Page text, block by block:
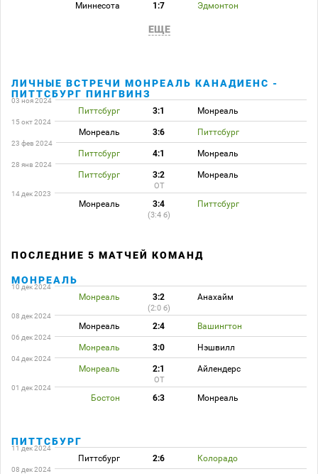
Миннесота 1:7 Эдмонтон
ЕЩЕ
ЛИЧНЫЕ ВСТРЕЧИ МОНРЕАЛЬ КАНАДИЕНС -
ПИТТСБУРГ ПИНГВИНЗ
03 ноя 2024
Питтсбург 3:1 Монреаль
15 окт 2024
Монреаль 3:6 Питтсбург
23 фев 2024
Питтсбург 4:1 Монреаль
28 янв 2024
Питтсбург 3:2 Монреаль
ОТ
14 дек 2023
Монреаль 3:4 Питтсбург
(3:4 б)
ПОСЛЕДНИЕ 5 МАТЧЕЙ КОМАНД
МОНРЕАЛЬ
10 дек 2024
Монреаль 3:2 Анахайм
(2:0 б)
08 дек 2024
Монреаль 2:4 Вашингтон
06 дек 2024
Монреаль 3:0 Нэшвилл
04 дек 2024
Монреаль 2:1 Айлендерс
ОТ
01 дек 2024
Бостон 6:3 Монреаль
ПИТТСБУРГ
11 дек 2024
Питтсбург 2:6 Колорадо
08 дек 2024